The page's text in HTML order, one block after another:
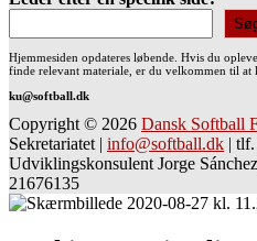
Hjemmesiden opdateres løbende. Hvis du
finde relevant materiale, er du velkommen til at
ku@softball.dk
Copyright © 2026 Dansk Softball
Sekretariatet | info@softball.dk | tlf.
Udviklingskonsulent Jorge Sánchez
21676135